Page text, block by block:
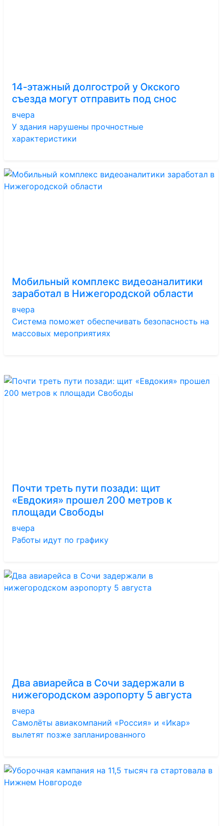
14-этажный долгострой у Окского
съезда могут отправить под снос
вчера
У здания нарушены прочностные
характеристики
Мобильный комплекс видеоаналитики
заработал в Нижегородской области
вчера
Система поможет обеспечивать безопасность на
массовых мероприятиях
Почти треть пути позади: щит
«Евдокия» прошел 200 метров к
площади Свободы
вчера
Работы идут по графику
Два авиарейса в Сочи задержали в
нижегородском аэропорту 5 августа
вчера
Самолёты авиакомпаний «Россия» и «Икар»
вылетят позже запланированного